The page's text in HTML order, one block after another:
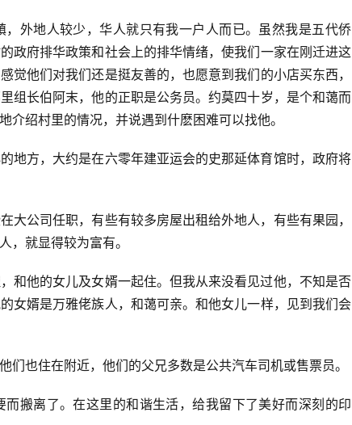
外地人较少，华人就只有我一户人而已。虽然我是五代侨
政府排华政策和社会上的排华情绪，使我们一家在刚迁进这
觉他们对我们还是挺友善的，也愿意到我们的小店买东西，
组长伯阿末，他的正职是公务员。约莫四十岁，是个和蔼而
绍村里的情况，并说遇到什麽困难可以找他。
地方，大约是在六零年建亚运会的史那延体育馆时，政府将
大公司任职，有些有较多房屋出租给外地人，有些有果园，
，就显得较为富有。
和他的女儿及女婿一起住。但我从来没看见过他，不知是否
女婿是万雅佬族人，和蔼可亲。和他女儿一样，见到我们会
也住在附近，他们的父兄多数是公共汽车司机或售票员。
搬离了。在这里的和谐生活，给我留下了美好而深刻的印